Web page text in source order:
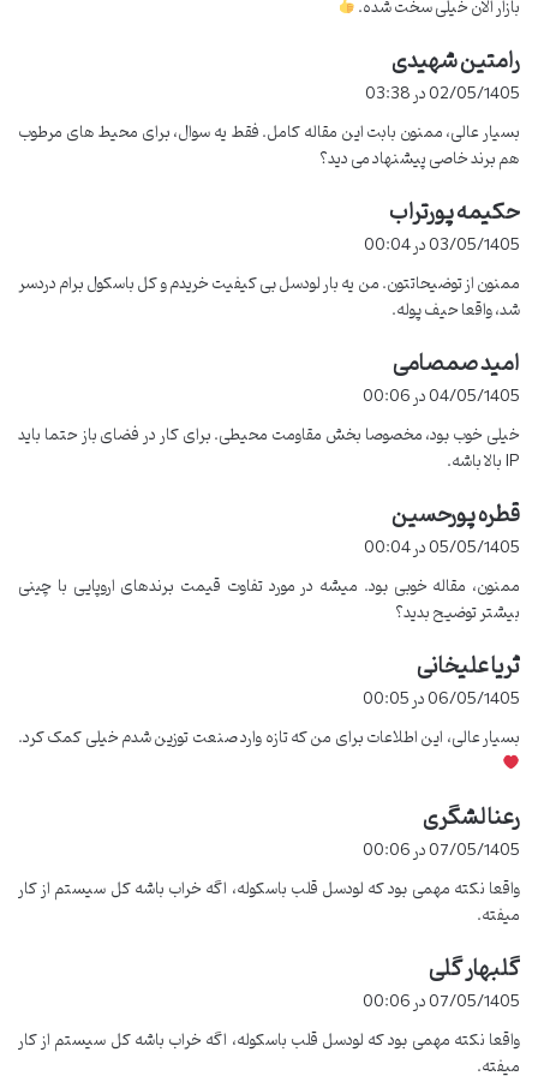
فاکتورهای کلیدی در انتخاب، مقایسه برندهای معتبر جهانی و نکات
مهم برای تشخیص لودسل اصل از تقلبی می‌پردازیم. هدف ما
توانمندسازی شما برای انتخابی آگاهانه و بهینه است تا باسکول
شما همواره با بالاترین دقت و کارایی، در خدمت سودآوری و
بهره‌وری کسب‌وکار شما باشد.
دقت بی‌همتا
لودسل‌های مدرن با دقت تا
0.02%
عمر مفید بالا
لودسل‌های با کیفیت تا ۱۵
سال کارکرد
گارانتی و خدمات پس از فروش
دقت در توزین
جلوگیری از زیان مالی.
مقاومت محیطی
اصالت کالا
تشخیص لودسل‌های اصلی از نمونه‌های تقلبی در بازار.
لودسل باسکول چیست و
بازار الان خیلی سخت شده.
رامتین شهیدیف
:
02/05/1405 در 03:38
بسیار عالی، ممنون بابت این مقاله کامل. فقط یه سوال، برای محیط های مرطوب
هم برند خاصی پیشنهاد می دید؟
حکیمه پورترابف
:
03/05/1405 در 00:04
ممنون از توضیحاتتون. من یه بار لودسل بی کیفیت خریدم و کل باسکول برام دردسر
شد، واقعا حیف پوله.
امید صمصامیف
:
04/05/1405 در 00:06
خیلی خوب بود، مخصوصا بخش مقاومت محیطی. برای کار در فضای باز حتما باید
IP بالا باشه.
قطره پورحسینف
:
05/05/1405 در 00:04
ممنون، مقاله خوبی بود. میشه در مورد تفاوت قیمت برندهای اروپایی با چینی
بیشتر توضیح بدید؟
ثریا علیخانی
ت
:
06/05/1405 در 00:05
بسیار عالی، این اطلاعات برای من که تازه وارد صنعت توزین شدم خیلی کمک کرد.
رعنا لشگریف
ت
:
07/05/1405 در 00:06
واقعا نکته مهمی بود که لودسل قلب باسکوله، اگه خراب باشه کل سیستم از کار
میفته.
گلبهار گلیف
ت
:
07/05/1405 در 00:06
واقعا نکته مهمی بود که لودسل قلب باسکوله، اگه خراب باشه کل سیستم از کار
میفته.